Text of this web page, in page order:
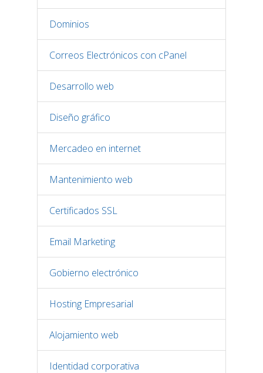
Dominios
Correos Electrónicos con cPanel
Desarrollo web
Diseño gráfico
Mercadeo en internet
Mantenimiento web
Certificados SSL
Email Marketing
Gobierno electrónico
Hosting Empresarial
Alojamiento web
Identidad corporativa